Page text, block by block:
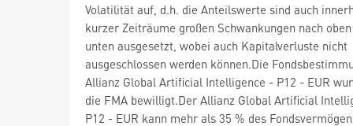
Volatilität auf, d.h. die Anteilswerte sind auch
kurzer Zeiträume großen Schwankungen nach
unten ausgesetzt, wobei auch Kapitalverluste nicht
ausgeschlossen werden können.Die
Allianz Global Artificial Intelligence - P12 - EUR
die FMA bewilligt.Der Allianz Global Artificial
P12 - EUR kann mehr als 35 % des